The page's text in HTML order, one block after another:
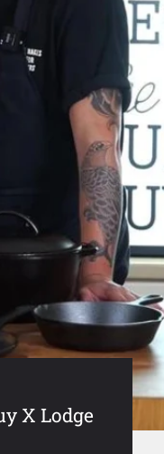
X Lodge